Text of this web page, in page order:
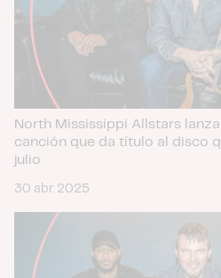
North Mississippi Allstars
canción que da título al disco
julio
30 abr. 2025